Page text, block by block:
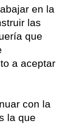
en la
las
que
a aceptar
con la
la que